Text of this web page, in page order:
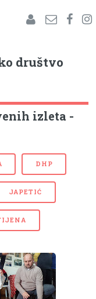
društvo
izleta -
DHP
JAPETIĆ